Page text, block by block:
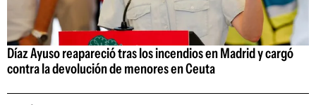
Díaz Ayuso reapareció tras los incendios en Madrid y cargó
contra la devolución de menores en Ceuta